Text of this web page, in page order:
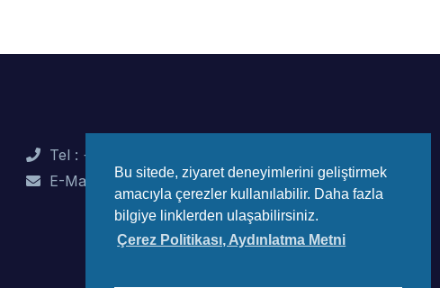
Tel : +90 (312) 442 82 78
E-Mail : info@wec-turkiye.org.tr
Bu sitede, ziyaret deneyimlerini geliştirmek
amacıyla çerezler kullanılabilir. Daha fazla
bilgiye linklerden ulaşabilirsiniz.
Çerez Politikası, Aydınlatma Metni